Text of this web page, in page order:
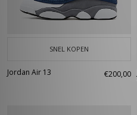
SNEL KOPEN
Jordan Air 13 €200,00